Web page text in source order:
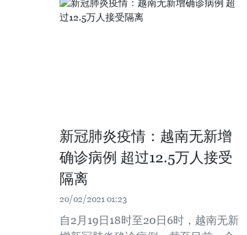
新冠肺炎疫情：越南无新增
确诊病例 超过12.5万人接受
隔离
20/02/2021 01:23
自2月19日18时至20日6时，越南无新